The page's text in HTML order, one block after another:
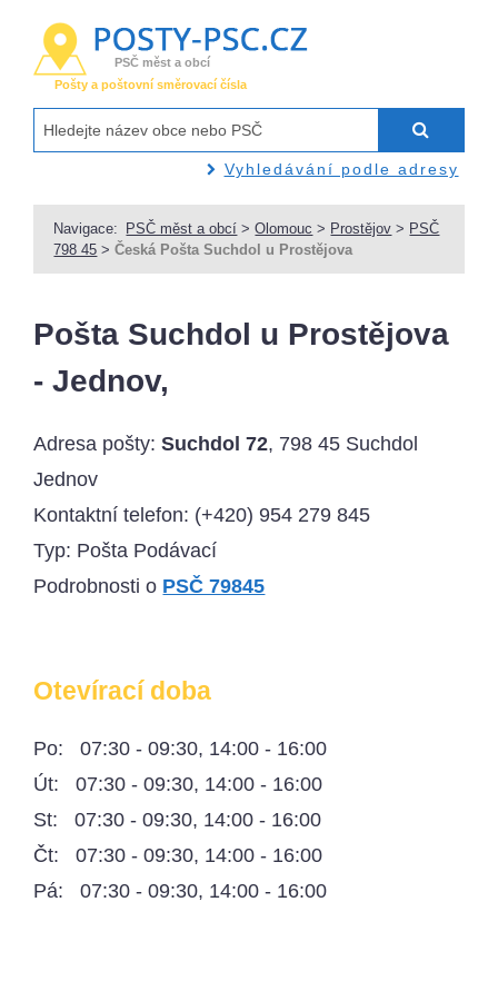
PSČ měst a obcí
Pošty a poštovní směrovací čísla
Vyhledávání podle adresy
Navigace: PSČ měst a obcí >Olomouc > Prostějov > PSČ
798 45 >Česká Pošta Suchdol u Prostějova
Pošta Suchdol u Prostějova
- Jednov,
Adresa pošty:Suchdol 72, 798 45 Suchdol
Jednov
Kontaktní telefon: (+420) 954 279 845
Typ: Pošta Podávací
Podrobnosti o PSČ 79845
Otevírací doba
Po: 07:30 - 09:30, 14:00 - 16:00
Út: 07:30 - 09:30, 14:00 - 16:00
St: 07:30 - 09:30, 14:00 - 16:00
Čt: 07:30 - 09:30, 14:00 - 16:00
Pá: 07:30 - 09:30, 14:00 - 16:00